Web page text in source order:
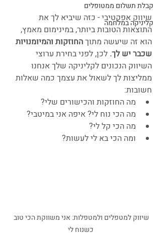
קבלת תשלום ממטופלים
קליניקה במלחמה
שיווק אפקטיבי - כזה שיביא לך את
התוצאות הטובות ביותר, במינימום מאמץ,
הוא זה שיעשה מתוך החוזקות והמיומנויות
שכבר יש לך. לכן, לפני בחירת ערוצי
השיווק הנכונים לקליניקה שלך אנחנו
ממליצות לך לשאול את עצמך כמה שאלות
חשובות:
מה החוזקות והכישורים שלי?
מה הכי נוח לי? איפה אני במיטבי?
מה הכי קל לי?
ומה הכי בא לי לעשות?
שיווק למטפלים ולמטפלות: אני משווקת הכי טוב
כשנוח לי